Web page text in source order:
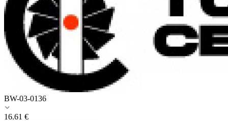
BW-03-0136
16.61 €